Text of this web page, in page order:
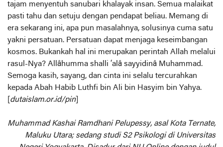
tajam menyentuh sanubari khalayak insan. Semua malaikat
pasti tahu dan setuju dengan pendapat beliau. Memang di
era sekarang ini, apa pun masalahnya, solusinya cuma satu
yakni persatuan. Persatuan dapat menjaga keseimbangan
kosmos. Bukankah hal ini merupakan perintah Allah melalui
rasul-Nya? Allâhumma shalli ‘alâ sayyidinâ Muhammad.
Semoga kasih, sayang, dan cinta ini selalu tercurahkan
kepada Abah Habib Luthfi bin Ali bin Hasyim bin Yahya.
dutaislam.or.id/pin]
Muhammad Kashai Ramdhani Pelupessy, asal Kota Ternate,
Maluku Utara; sedang studi S2 Psikologi di Universitas